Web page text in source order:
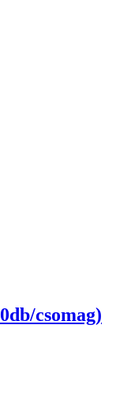
csomag)